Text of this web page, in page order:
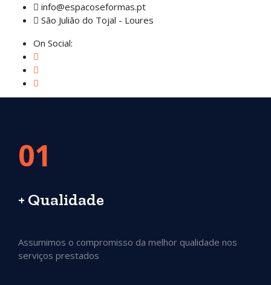
info@espacoseformas.pt
São Julião do Tojal - Loures
On Social:
01
+ Qualidade
Assumimos o compromisso da melhor qualidade nos
serviços prestados